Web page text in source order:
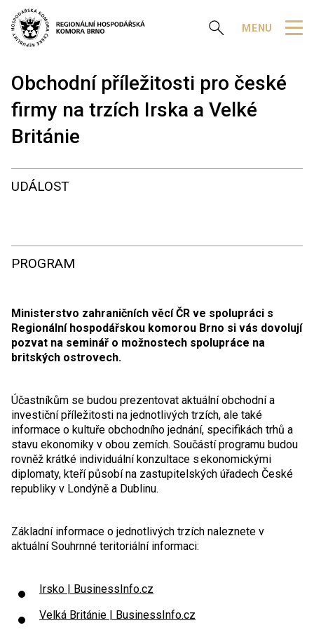
Zobrazit vyhledávání
MENU
Obchodní příležitosti pro české
firmy na trzích Irska a Velké
Británie
UDÁLOST
PROGRAM
Ministerstvo zahraničních věcí ČR ve spolupráci s
Regionální hospodářskou komorou Brno si vás dovolují
pozvat na seminář o možnostech spolupráce na
britských ostrovech.
Účastníkům se budou prezentovat aktuální obchodní a
investiční příležitosti na jednotlivých trzích, ale také
informace o kultuře obchodního jednání, specifikách trhů a
stavu ekonomiky v obou zemích. Součástí programu budou
rovněž krátké individuální konzultace s ekonomickými
diplomaty, kteří působí na zastupitelských úřadech České
republiky v Londýně a Dublinu.
Základní informace o jednotlivých trzích naleznete v
aktuální Souhrnné teritoriální informaci:
Irsko | BusinessInfo.cz
Velká Británie | BusinessInfo.cz